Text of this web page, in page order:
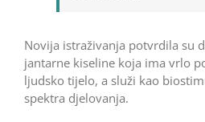
Novija istraživanja potvrdila su
jantarne kiseline koja ima vrlo
ljudsko tijelo, a služi kao
spektra djelovanja.